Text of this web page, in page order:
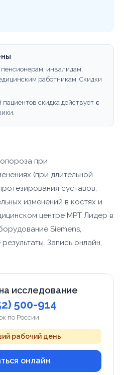
инвалидам,
работникам. Скидки
пациентов скидка действует с
при
(при длительной
суставов,
изменений в костях и
центре МРТ Лидер в
Siemens,
Запись онлайн,
исследование
500-914
по России
рабочий день
онлайн